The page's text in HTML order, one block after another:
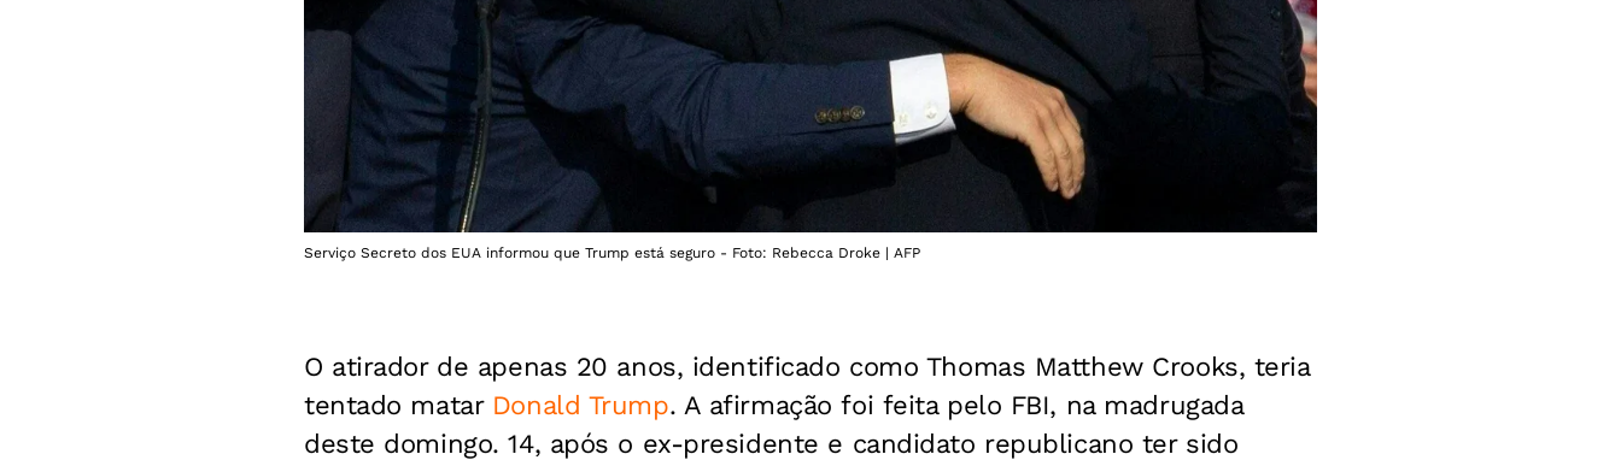
Serviço Secreto dos EUA informou que Trump está seguro - Foto: Rebecca Droke | AFP
O atirador de apenas 20 anos, identificado como Thomas Matthew Crooks, teria
tentado matar Donald Trump. A afirmação foi feita pelo FBI, na madrugada
deste domingo. 14, após o ex-presidente e candidato republicano ter sido